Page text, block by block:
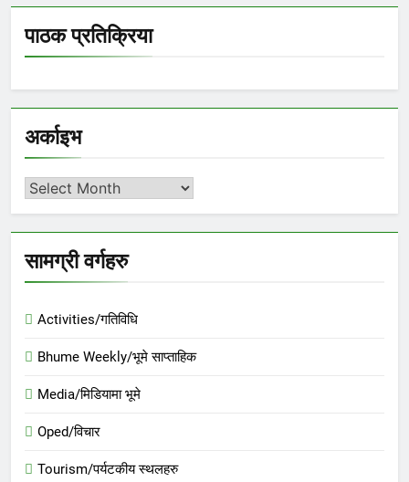
पाठक प्रतिक्रिया
अर्काइभ
अर्काइभ
सामग्री वर्गहरु
Activities/गतिविधि
Bhume Weekly/भूमे साप्ताहिक
Media/मिडियामा भूमे
Oped/विचार
Tourism/पर्यटकीय स्थलहरु